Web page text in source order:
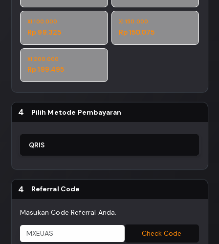
Xl 100.000
Rp 99.325
Xl 150.000
Rp 150.075
Xl 200.000
Rp 199.495
4 Pilih Metode Pembayaran
QRIS
4 Referral Code
Masukan Code Referral Anda.
Check Code